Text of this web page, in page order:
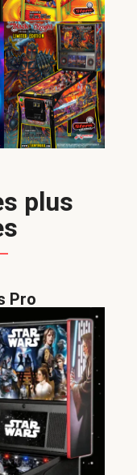
plus
Pro